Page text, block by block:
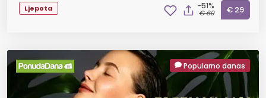
Ljepota -51%
€ 60 € 29
Popularno danas